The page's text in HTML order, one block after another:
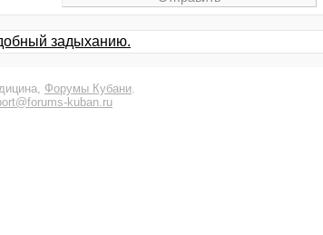
задыханию.
Форумы Кубани.
kuban.ru